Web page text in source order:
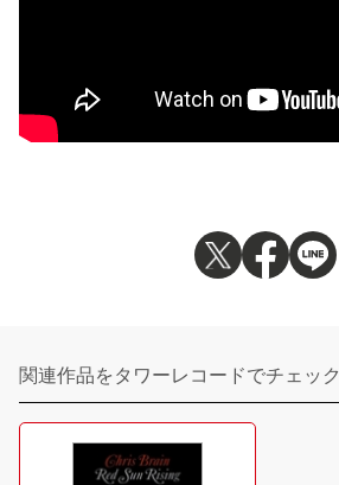
関連作品をタワーレコードでチェック